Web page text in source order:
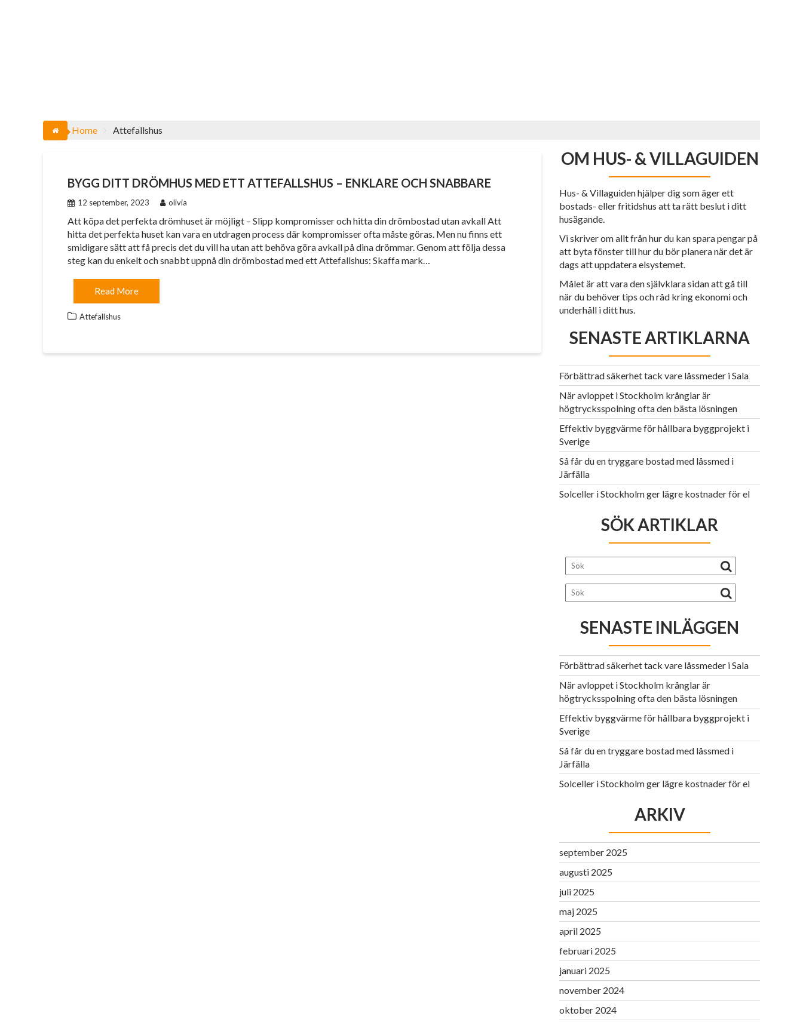
Home Attefallshus
BYGG DITT DRÖMHUS MED ETT ATTEFALLSHUS – ENKLARE OCH SNABBARE
12 september, 2023 olivia
Att köpa det perfekta drömhuset är möjligt – Slipp kompromisser och hitta din drömbostad utan avkall Att
hitta det perfekta huset kan vara en utdragen process där kompromisser ofta måste göras. Men nu finns ett
smidigare sätt att få precis det du vill ha utan att behöva göra avkall på dina drömmar. Genom att följa dessa
steg kan du enkelt och snabbt uppnå din drömbostad med ett Attefallshus: Skaffa mark…
Read More
Attefallshus
OM HUS- & VILLAGUIDEN
Hus- & Villaguiden hjälper dig som äger ett
bostads- eller fritidshus att ta rätt beslut i ditt
husägande.
Vi skriver om allt från hur du kan spara pengar på
att byta fönster till hur du bör planera när det är
dags att uppdatera elsystemet.
Målet är att vara den självklara sidan att gå till
när du behöver tips och råd kring ekonomi och
underhåll i ditt hus.
SENASTE ARTIKLARNA
Förbättrad säkerhet tack vare låssmeder i Sala
När avloppet i Stockholm krånglar är
högtrycksspolning ofta den bästa lösningen
Effektiv byggvärme för hållbara byggprojekt i
Sverige
Så får du en tryggare bostad med låssmed i
Järfälla
Solceller i Stockholm ger lägre kostnader för el
SÖK ARTIKLAR
SENASTE INLÄGGEN
Förbättrad säkerhet tack vare låssmeder i Sala
När avloppet i Stockholm krånglar är
högtrycksspolning ofta den bästa lösningen
Effektiv byggvärme för hållbara byggprojekt i
Sverige
Så får du en tryggare bostad med låssmed i
Järfälla
Solceller i Stockholm ger lägre kostnader för el
ARKIV
september 2025
augusti 2025
juli 2025
maj 2025
april 2025
februari 2025
januari 2025
november 2024
oktober 2024